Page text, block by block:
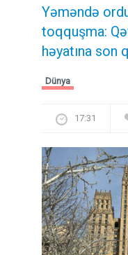
Yəməndə
toqquşma:
həyatına son
Dünya
17:31